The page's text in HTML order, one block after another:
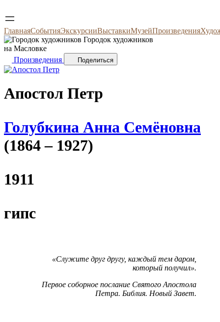
ГлавнаяСобытияЭкскурсииВыставкиМузейПроизведения
Городок художников
на Масловке
Произведения
Поделиться
Апостол Петр
Голубкина Анна Семёновна
(1864 – 1927)
1911
гипс
«Служите друг другу, каждый тем даром,
который получил».
Первое соборное послание Святого Апостола
Петра. Библия. Новый Завет.